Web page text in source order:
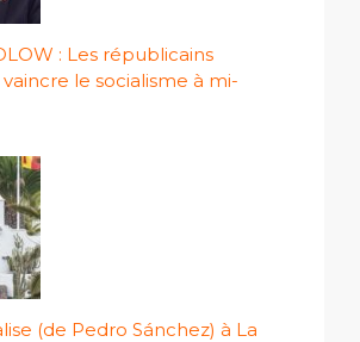
: Les républicains
le socialisme à mi-
(de Pedro Sánchez) à La